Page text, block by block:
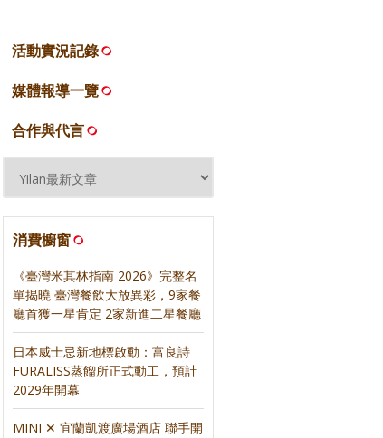
活動實況記錄
媒體報導一覽
合作與代言
消費櫥窗
《臺灣米其林指南 2026》完整名
單揭曉 臺灣餐飲大放異彩，9家餐
廳首獲一星肯定 2家新進二星餐廳
日本威士忌新地標啟動：富良詩
FURALISS蒸餾所正式動工，預計
2029年開幕
MINI ✕ 宜蘭凱渡廣場酒店 聯手開